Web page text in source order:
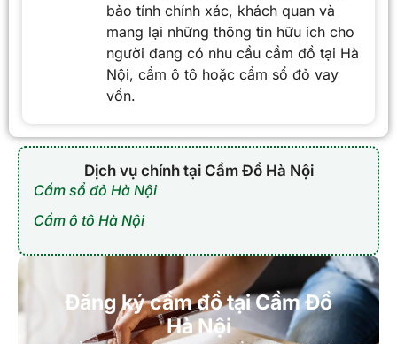
bảo tính chính xác, khách quan và
mang lại những thông tin hữu ích cho
người đang có nhu cầu cầm đồ tại Hà
Nội, cầm ô tô hoặc cầm sổ đỏ vay
vốn.
Dịch vụ chính tại Cầm Đồ Hà Nội
Cầm sổ đỏ Hà Nội
Cầm ô tô Hà Nội
Đăng ký cầm đồ tại Cầm Đồ
Hà Nội